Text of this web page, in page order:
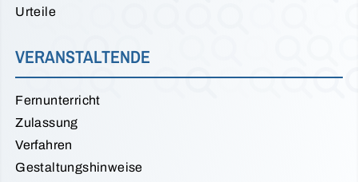
Urteile
VERANSTALTENDE
Fernunterricht
Zulassung
Verfahren
Gestaltungshinweise